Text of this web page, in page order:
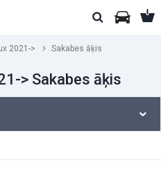
2021-> Sakabes āķis
> Sakabes āķis